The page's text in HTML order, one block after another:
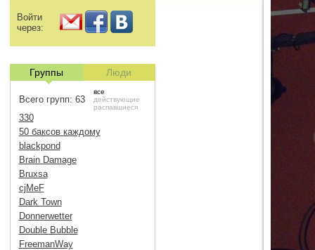
Войти
через:
Группы Люди
Всего групп: 63
все
действующие
распавшиеся
330
50 баксов каждому
blackpond
Brain Damage
Bruxsa
cjMeF
Dark Town
Donnerwetter
Double Bubble
FreemanWay